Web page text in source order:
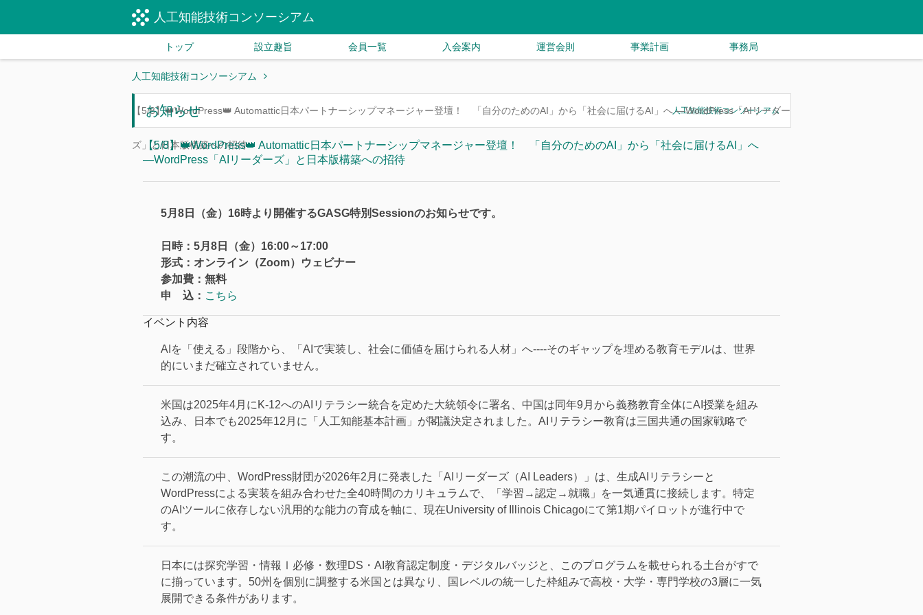
人工知能技術コンソーシアム
トップ 設立趣旨 会員一覧 入会案内 運営会則 事業計画 事務局
人工知能技術コンソーシアム
【5/8】👑WordPress👑 Automattic日本パートナーシップマネージャー登壇！ 「自分のためのAI」から「社会に届けるAI」へ ―WordPress「AIリーダー
ズ」と日本版構築への招待
お知らせ 人工知能技術コンソーシアム
【5/8】👑WordPress👑 Automattic日本パートナーシップマネージャー登壇！ 「自分のためのAI」から「社会に届けるAI」へ
―WordPress「AIリーダーズ」と日本版構築への招待
5月8日（金）16時より開催するGASG特別Sessionのお知らせです。
日時：5月8日（金）16:00～17:00
形式：オンライン（Zoom）ウェビナー
参加費：無料
申 込： こちら
イベント内容
AIを「使える」段階から、「AIで実装し、社会に価値を届けられる人材」へ----そのギャップを埋める教育モデルは、世界
的にいまだ確立されていません。
米国は2025年4月にK-12へのAIリテラシー統合を定めた大統領令に署名、中国は同年9月から義務教育全体にAI授業を組み
込み、日本でも2025年12月に「人工知能基本計画」が閣議決定されました。AIリテラシー教育は三国共通の国家戦略で
す。
この潮流の中、 WordPress財団が2026年2月に発表した「AIリーダーズ（AI Leaders）」は、生成AIリテラシーと
WordPressによる実装を組み合わせた全40時間のカリキュラムで、「学習→認定→就職」を一気通貫に接続します。 特定
のAIツールに依存しない汎用的な能力の育成を軸に、現在University of Illinois Chicagoにて第1期パイロットが進行中で
す。
日本には探究学習・情報Ⅰ必修・数理DS・AI教育認定制度・デジタルバッジと、このプログラムを載せられる土台がすで
に揃っています。50州を個別に調整する米国とは異なり、国レベルの統一した枠組みで高校・大学・専門学校の3層に一気
展開できる条件があります。